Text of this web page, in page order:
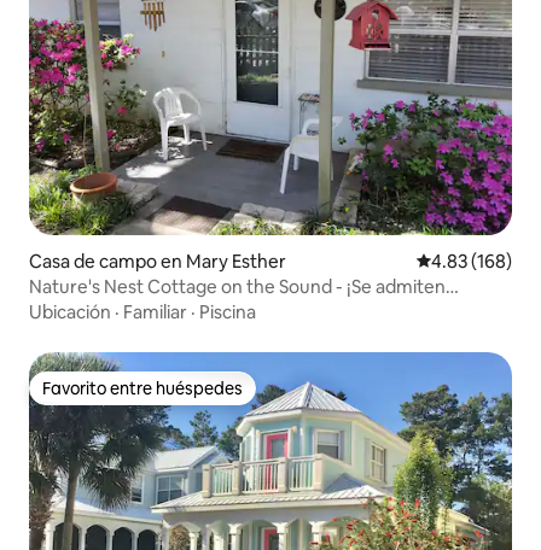
Casa de campo en Mary Esther Calificación
4.83 (168)
Nature's Nest Cottage on the Sound - ¡Se admiten
mascotas!
Ubicación · Familiar · Piscina
Favorito entre huéspedes
Favorito entre huéspedes